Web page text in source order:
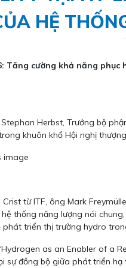
HỆ
Tăng cường khả năng
Herbst, Trưởng bộ
khuôn khổ Hội nghị
từ ITF, ông Mark
thống năng lượng nói
triển thị trường hydro
as an Enabler of a
sự đồng bộ giữa phát triển